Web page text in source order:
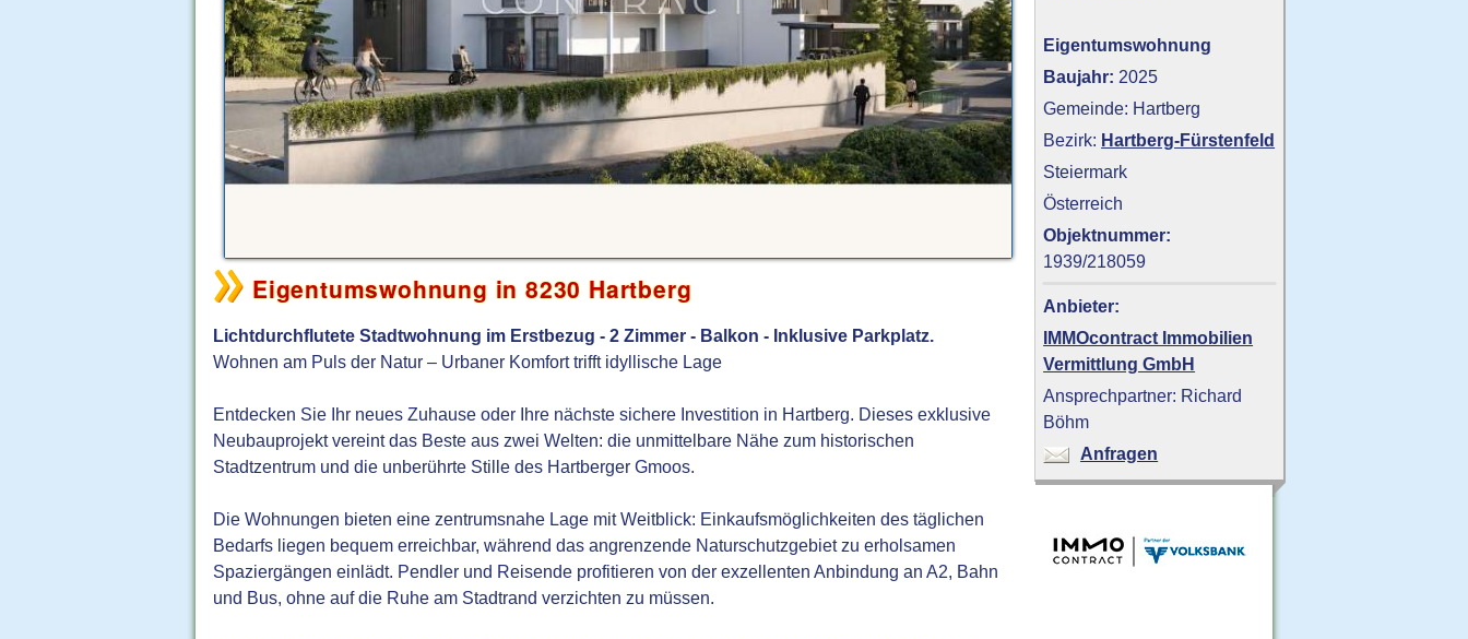
Eigentumswohnung in 8230 Hartberg
Lichtdurchflutete Stadtwohnung im Erstbezug - 2 Zimmer - Balkon - Inklusive Parkplatz.
Wohnen am Puls der Natur – Urbaner Komfort trifft idyllische Lage
Entdecken Sie Ihr neues Zuhause oder Ihre nächste sichere Investition in Hartberg. Dieses exklusive
Neubauprojekt vereint das Beste aus zwei Welten: die unmittelbare Nähe zum historischen
Stadtzentrum und die unberührte Stille des Hartberger Gmoos.
Die Wohnungen bieten eine zentrumsnahe Lage mit Weitblick: Einkaufsmöglichkeiten des täglichen
Bedarfs liegen bequem erreichbar, während das angrenzende Naturschutzgebiet zu erholsamen
Spaziergängen einlädt. Pendler und Reisende profitieren von der exzellenten Anbindung an A2, Bahn
und Bus, ohne auf die Ruhe am Stadtrand verzichten zu müssen.
Eigentumswohnung
Baujahr: 2025
Gemeinde: Hartberg
Bezirk: Hartberg-Fürstenfeld
Steiermark
Österreich
Objektnummer:
1939/218059
Anbieter:
IMMOcontract Immobilien
Vermittlung GmbH
Ansprechpartner: Richard
Böhm
Anfragen